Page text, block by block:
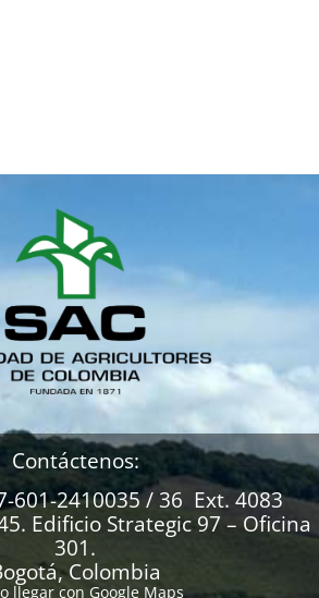
Contáctenos:
601-2410035 / 36 Ext. 4083
Edificio Strategic 97 – Oficina
301.
Colombia
llegar con Google Maps